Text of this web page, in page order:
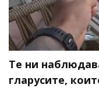
Те ни
гларусите,